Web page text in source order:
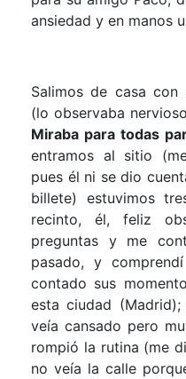
ansiedad y en manos
Salimos de casa
(lo observaba
Miraba para todas
entramos al sitio
pues él ni se dio
billete) estuvimos
recinto, él, feliz
preguntas y me
pasado, y
contado sus
esta ciudad
veía cansado pero
rompió la rutina (me
no veía la calle